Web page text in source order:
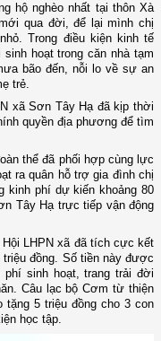
hộ nghèo nhất tại thôn Xà
qua đời, để lại mình chị
Trong điều kiện kinh tế
hoạt trong căn nhà tạm
bão đến, nỗi lo về sự an
trẻ.
xã Sơn Tây Hạ đã kịp thời
quyền địa phương để tìm
thể đã phối hợp cùng lực
ra quân hỗ trợ gia đình chị
kinh phí dự kiến khoảng 80
Tây Hạ trực tiếp vận động
LHPN xã đã tích cực kết
đồng. Số tiền này được
sinh hoạt, trang trải đời
Câu lạc bộ Cơm từ thiện
tặng 5 triệu đồng cho 3 con
học tập.